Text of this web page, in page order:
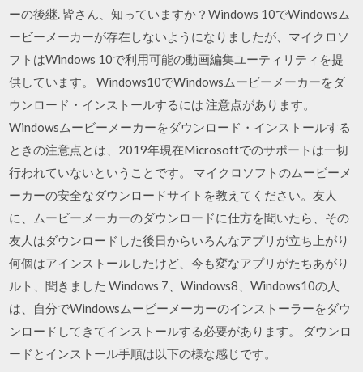
ーの後継. 皆さん、知っていますか？Windows 10でWindowsム
ービーメーカーが存在しないようになりましたが、マイクロソ
フトはWindows 10で利用可能の動画編集ユーティリティを提
供しています。 Windows10でWindowsムービーメーカーをダ
ウンロード・インストールするには 注意点があります。
Windowsムービーメーカーをダウンロード・インストールする
ときの注意点とは、2019年現在Microsoftでのサポートは一切
行われていないということです。 マイクロソフトのムービーメ
ーカーの安全なダウンロードサイトを教えてください。友人
に、ムービーメーカーのダウンロードに仕方を聞いたら、その
友人はダウンロードした後日からいろんなアプリが立ち上がり
何個はアインストールしたけど、今も変なアプリがたちあがり
ルト、聞きました Windows 7、Windows8、Windows10の人
は、自分でWindowsムービーメーカーのインストーラーをダウ
ンロードしてきてインストールする必要があります。 ダウンロ
ードとインストール手順は以下の様な感じです。